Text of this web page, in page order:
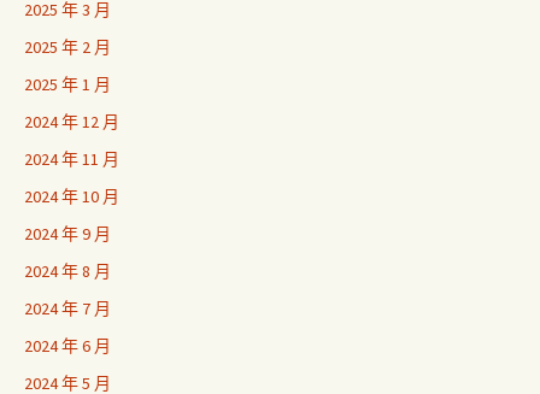
2025 年 3 月
2025 年 2 月
2025 年 1 月
2024 年 12 月
2024 年 11 月
2024 年 10 月
2024 年 9 月
2024 年 8 月
2024 年 7 月
2024 年 6 月
2024 年 5 月